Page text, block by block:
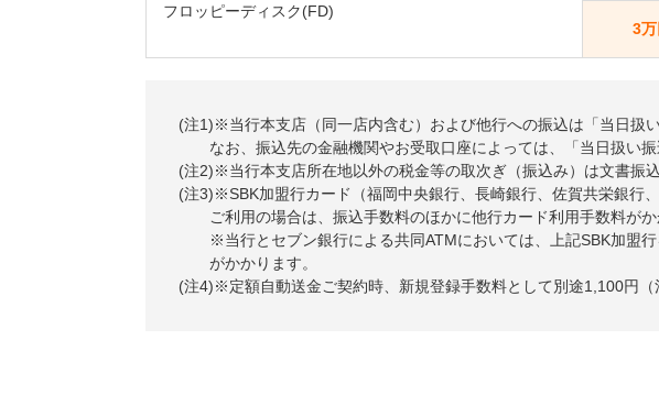
フロッピーディスク(FD)
3
(注1)※当行本支店（同一店内含む）および他行への振込は「当日扱
なお、振込先の金融機関やお受取口座によっては、「当日扱い
(注2)※当行本支店所在地以外の税金等の取次ぎ（振込み）は文書振
(注3)※SBK加盟行カード（福岡中央銀行、長崎銀行、佐賀共栄銀行
ご利用の場合は、振込手数料のほかに他行カード利用手数料がか
※当行とセブン銀行による共同ATMにおいては、上記SBK加盟
がかかります。
(注4)※定額自動送金ご契約時、新規登録手数料として別途1,100円（